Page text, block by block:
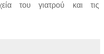
του γιατρού και τις